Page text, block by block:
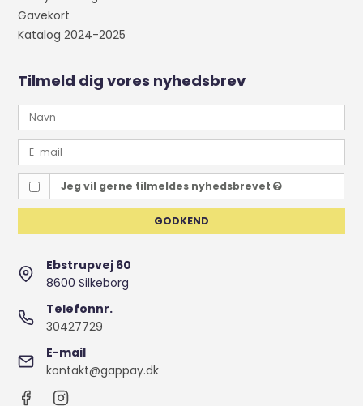
Gavekort
Katalog 2024-2025
Tilmeld dig vores nyhedsbrev
Jeg vil gerne tilmeldes nyhedsbrevet
GODKEND
Ebstrupvej 60
8600 Silkeborg
Telefonnr.
30427729
E-mail
kontakt@gappay.dk